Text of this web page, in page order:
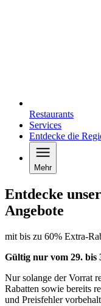
Restaurants
Services
Entdecke die
Mehr
Entdecke
Angebote
mit bis zu 60% Extra-
Gültig nur vom 29. bis
Nur solange der Vorrat
Rabatten sowie bereits
und Preisfehler